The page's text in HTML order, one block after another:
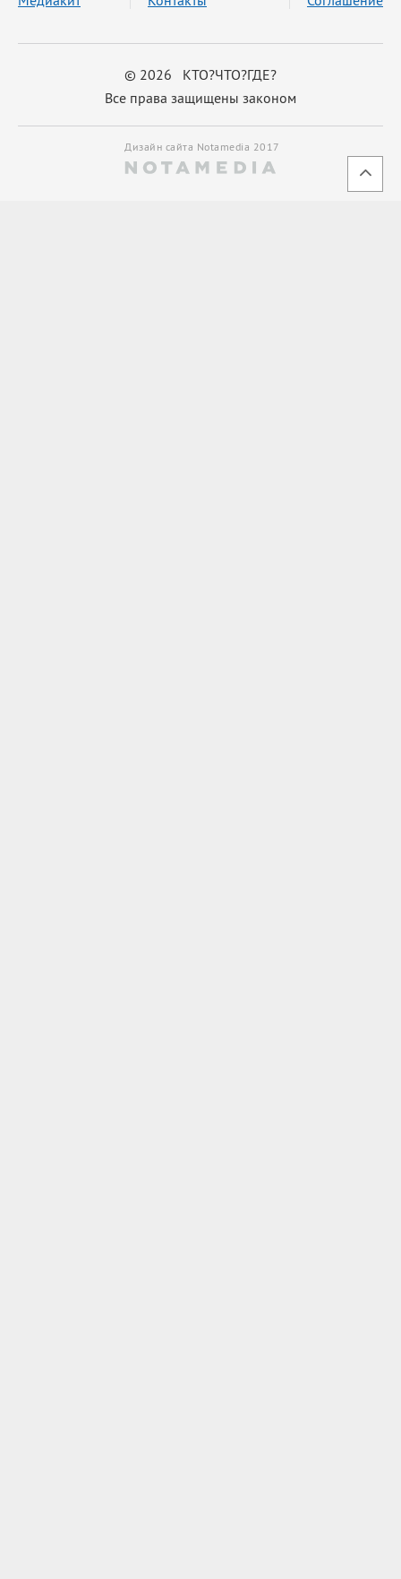
© 2026 КТО?ЧТО?ГДЕ?
Все права защищены законом
Дизайн сайта Notamedia 2017